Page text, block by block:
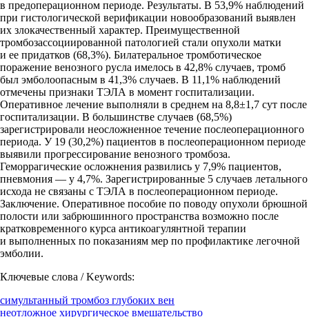
в предоперационном периоде. Результаты. В 53,9% наблюдений
при гистологической верификации новообразований выявлен
их злокачественный характер. Преимущественной
тромбозассоциированной патологией стали опухоли матки
и ее придатков (68,3%). Билатеральное тромботическое
поражение венозного русла имелось в 42,8% случаев, тромб
был эмболоопасным в 41,3% случаев. В 11,1% наблюдений
отмечены признаки ТЭЛА в момент госпитализации.
Оперативное лечение выполняли в среднем на 8,8±1,7 сут после
госпитализации. В большинстве случаев (68,5%)
зарегистрировали неосложненное течение послеоперационного
периода. У 19 (30,2%) пациентов в послеоперационном периоде
выявили прогрессирование венозного тромбоза.
Геморрагические осложнения развились у 7,9% пациентов,
пневмония — у 4,7%. Зарегистрированные 5 случаев летального
исхода не связаны с ТЭЛА в послеоперационном периоде.
Заключение. Оперативное пособие по поводу опухоли брюшной
полости или забрюшинного пространства возможно после
кратковременного курса антикоагулянтной терапии
и выполненных по показаниям мер по профилактике легочной
эмболии.
Ключевые слова / Keywords:
симультанный тромбоз глубоких вен
неотложное хирургическое вмешательство